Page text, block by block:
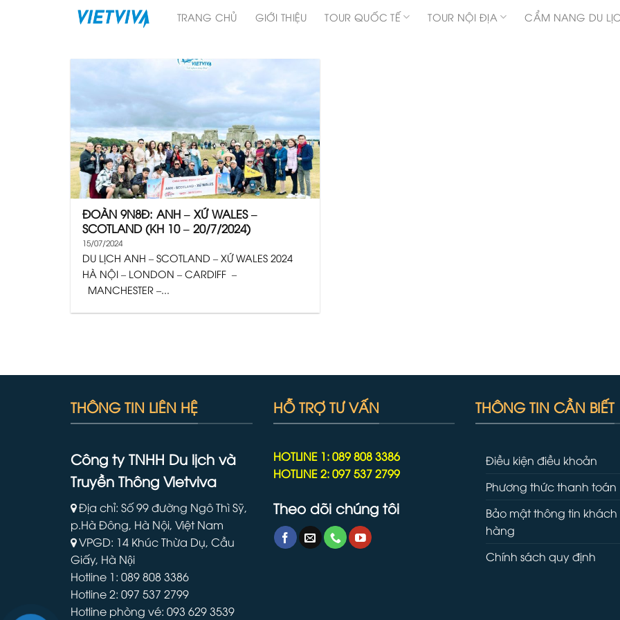
TRANG CHỦ GIỚI THIỆU TOUR QUỐC TẾ TOUR NỘI ĐỊA CẨM NANG DU
ĐOÀN 9N8Đ: ANH – XỨ WALES –
SCOTLAND (KH 10 – 20/7/2024)
15/07/2024
DU LỊCH ANH – SCOTLAND – XỨ WALES 2024
HÀ NỘI – LONDON – CARDIFF –
MANCHESTER –...
THÔNG TIN LIÊN HỆ
Công ty TNHH Du lịch và
Truyền Thông Vietviva
Địa chỉ: Số 99 đường Ngô Thì Sỹ,
p.Hà Đông, Hà Nội, Việt Nam
VPGD: 14 Khúc Thừa Dụ, Cầu
Giấy, Hà Nội
Hotline 1: 089 808 3386
Hotline 2: 097 537 2799
Hotline phòng vé: 093 629 3539
HỖ TRỢ TƯ VẤN
HOTLINE 1: 089 808 3386
HOTLINE 2: 097 537 2799
Theo dõi chúng tôi
THÔNG TIN CẦN BIẾT
Điều kiện điều khoản
Phương thức thanh toán
Bảo mật thông tin khách
hàng
Chính sách quy định